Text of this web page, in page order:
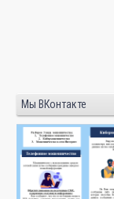
Мы ВКонтакте